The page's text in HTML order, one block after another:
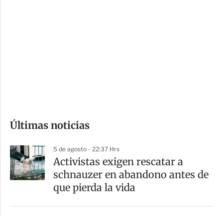
m
a
r
t
Últimas noticias
5 de agosto - 22:37 Hrs
Activistas exigen rescatar a
schnauzer en abandono antes de
que pierda la vida